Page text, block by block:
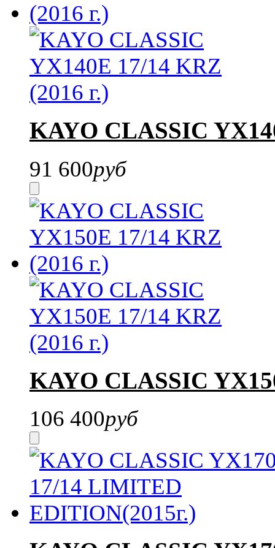
KAYO CLASSIC
91 600руб
KAYO CLASSIC
106 400руб